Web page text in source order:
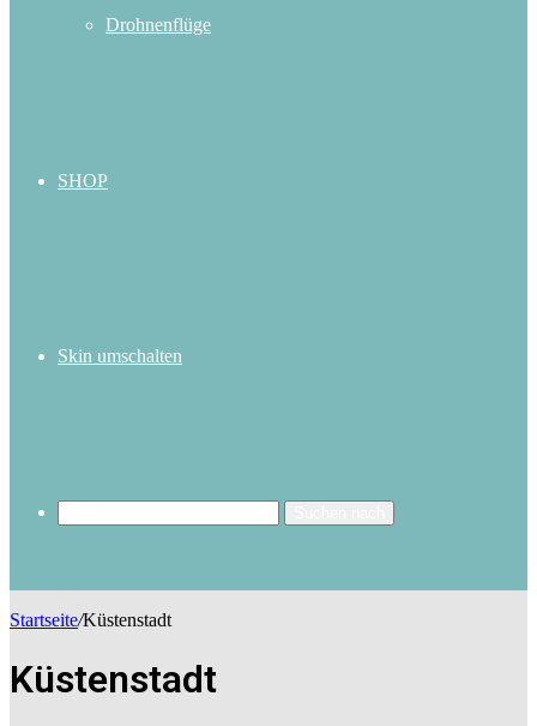
Drohnenflüge
SHOP
Skin umschalten
Startseite/Küstenstadt
Küstenstadt